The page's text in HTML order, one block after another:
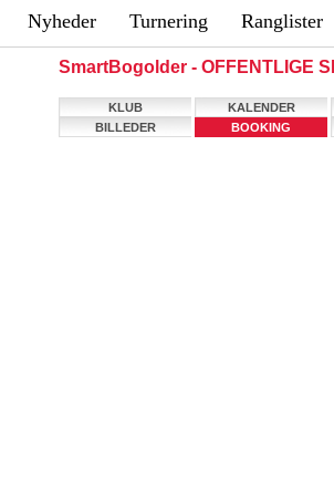
Nyheder Turnering Ranglister
SmartBogolder - OFFENTLIGE
KLUB KALENDER
BILLEDER
BOOKING